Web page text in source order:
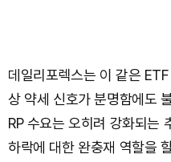
데일리포렉스는 이 같은
상 약세 신호가 분명함에도
RP 수요는 오히려 강화되는
하락에 대한 완충재 역할을